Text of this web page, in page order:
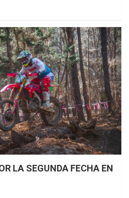
LA SEGUNDA FECHA EN